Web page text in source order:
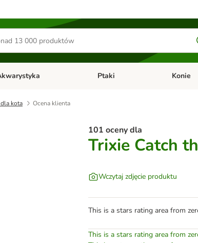
menu kategorii: Małe zwierzętaOtwórz menu kategorii:
Ptaki Otwórz
Konie
kota Ocena klienta
101 oceny dla
Trixie Catch
Wczytaj zdjęcie produktu
This is a stars rating area from
This is a stars rating area from